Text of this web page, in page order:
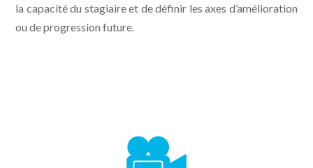
la capacité du stagiaire et de définir les axes d’amélioration
ou de progression future.